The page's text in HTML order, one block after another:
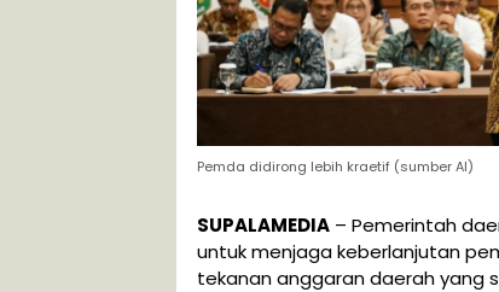
Pemda didirong lebih kraetif (sumber AI)
SUPALAMEDIA – Pemerintah
untuk menjaga keberlanjutan
tekanan anggaran daerah yang